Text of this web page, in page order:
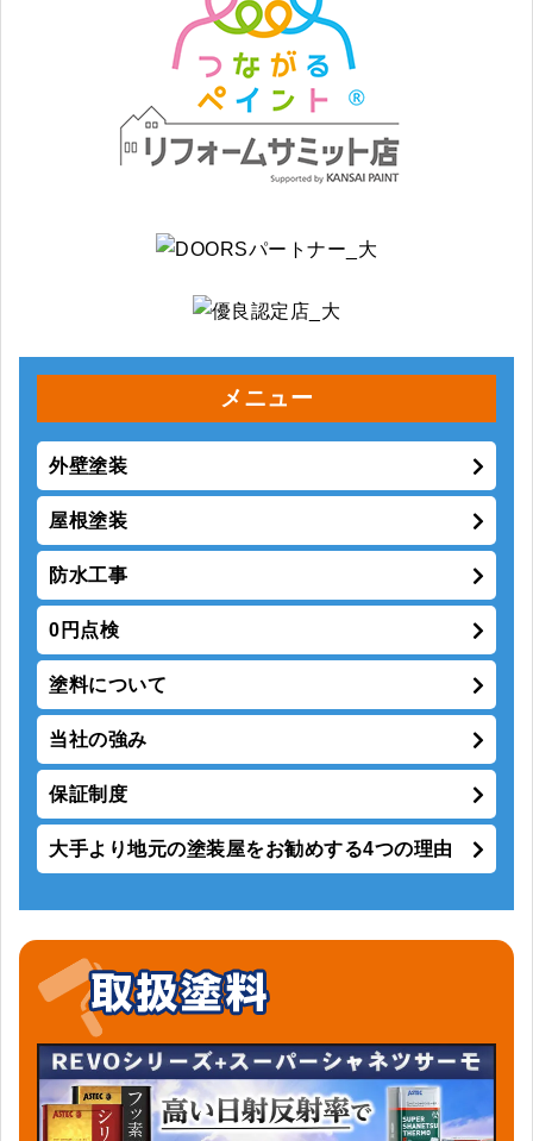
メニュー
外壁塗装
屋根塗装
防水工事
0円点検
塗料について
当社の強み
保証制度
大手より地元の塗装屋をお勧めする4つの理由